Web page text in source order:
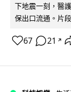
下地震一刻，醫
保出口流通。片
67 21 ↗